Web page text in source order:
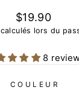
Prix
régulier
$19.90
calculés lors du
8
COULEUR